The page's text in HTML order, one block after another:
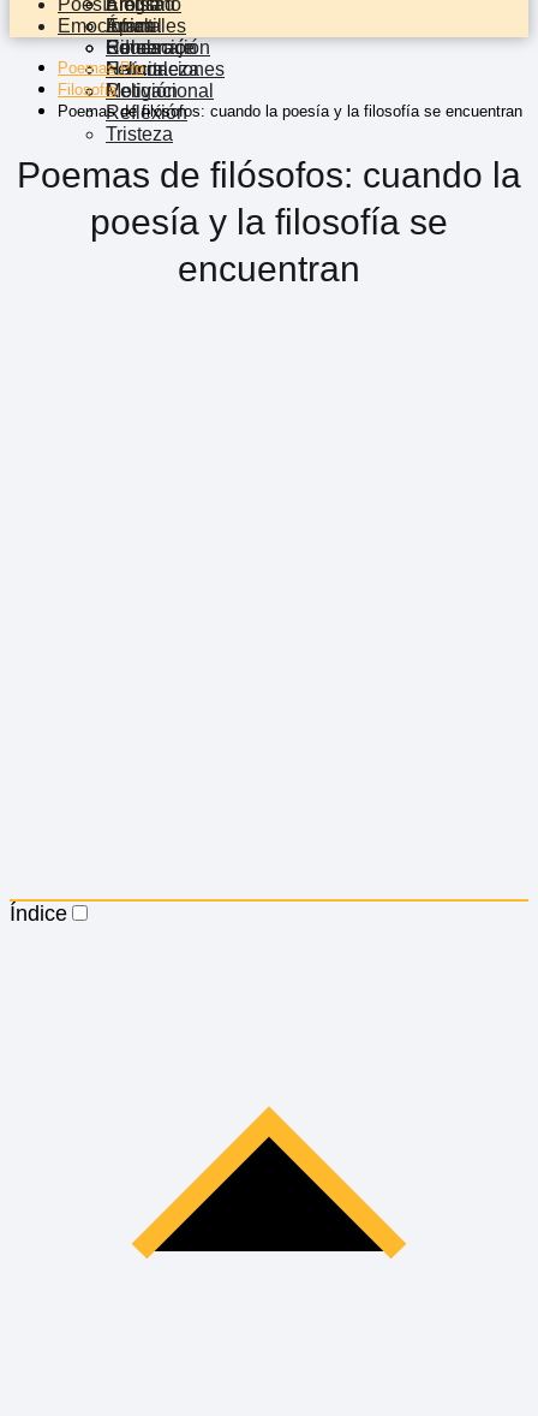
Épica
Rimas
Infantil
Celebración
Felicitaciones
Animales
Educación
Naturaleza
Religión
Emocional
Homenaje
Humor
Motivacional
Reflexión
Tristeza
Poemas Pro
Filosofia
Poemas de filósofos: cuando la poesía y la filosofía se encuentran
Poemas de filósofos: cuando la
poesía y la filosofía se
encuentran
Índice